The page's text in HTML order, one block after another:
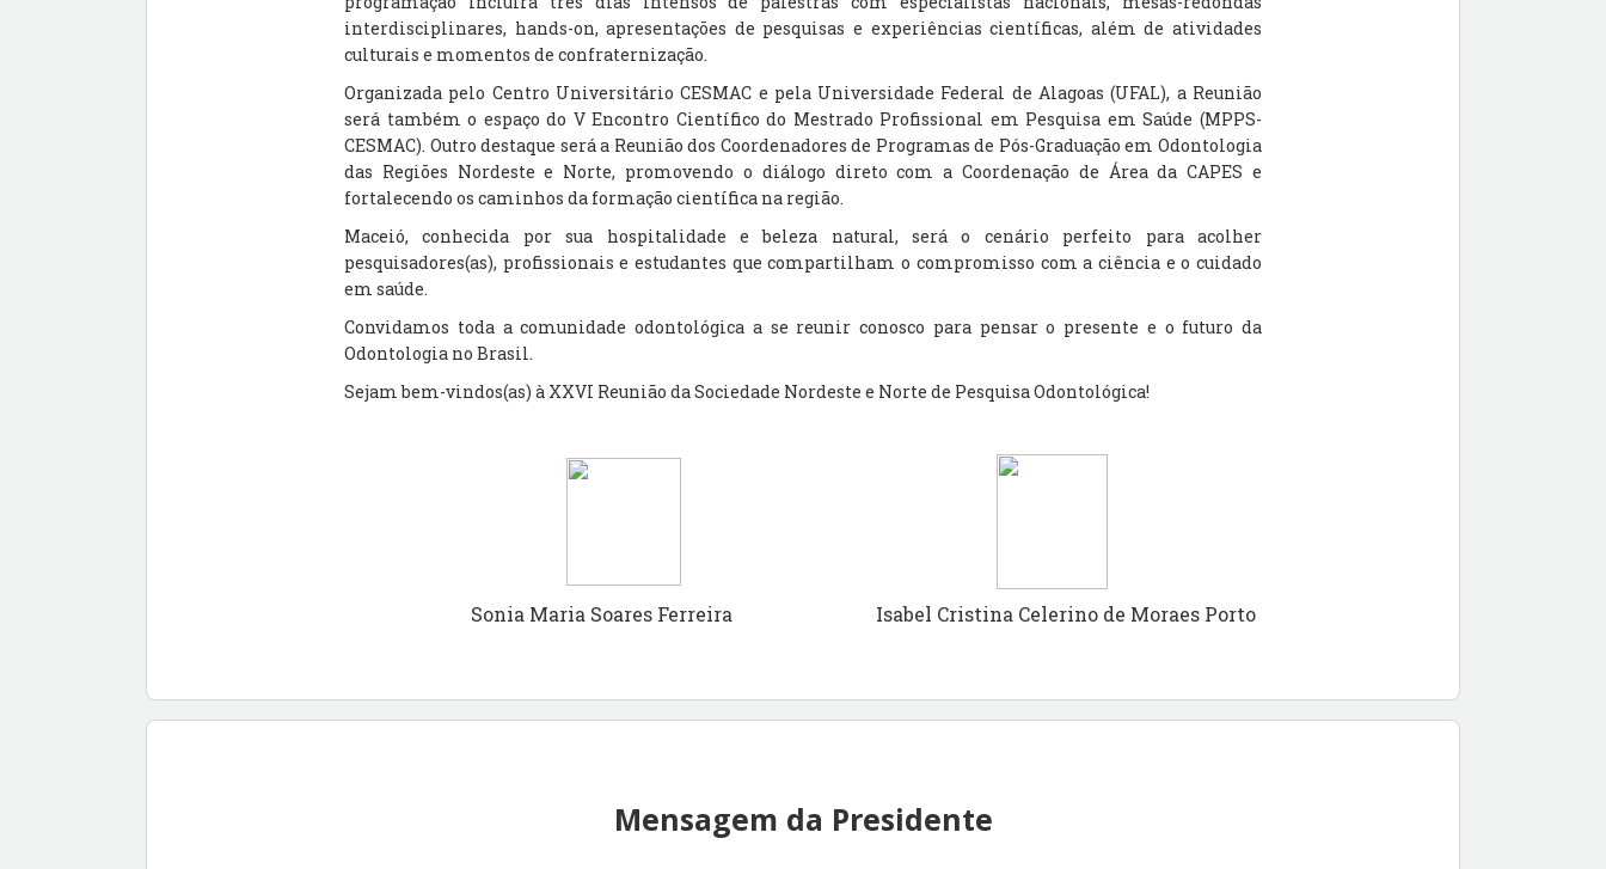
interdisciplinares, hands-on, apresentações de pesquisas e experiências científicas, além de atividades
culturais e momentos de confraternização.
Organizada pelo Centro Universitário CESMAC e pela Universidade Federal de Alagoas (UFAL), a Reunião
será também o espaço do V Encontro Científico do Mestrado Profissional em Pesquisa em Saúde (MPPS-
CESMAC). Outro destaque será a Reunião dos Coordenadores de Programas de Pós-Graduação em Odontologia
das Regiões Nordeste e Norte, promovendo o diálogo direto com a Coordenação de Área da CAPES e
fortalecendo os caminhos da formação científica na região.
Maceió, conhecida por sua hospitalidade e beleza natural, será o cenário perfeito para acolher
pesquisadores(as), profissionais e estudantes que compartilham o compromisso com a ciência e o cuidado
em saúde.
Convidamos toda a comunidade odontológica a se reunir conosco para pensar o presente e o futuro da
Odontologia no Brasil.
Sejam bem-vindos(as) à XXVI Reunião da Sociedade Nordeste e Norte de Pesquisa Odontológica!
Sonia Maria Soares Ferreira Isabel Cristina Celerino de Moraes Porto
Mensagem da Presidente